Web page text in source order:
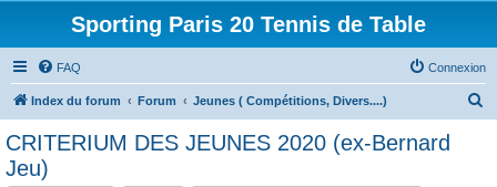
Sporting Paris 20 Tennis de Table
FAQ Connexion
Index du forum Forum Jeunes ( Compétitions, Divers....)
CRITERIUM DES JEUNES 2020 (ex-Bernard
Jeu)